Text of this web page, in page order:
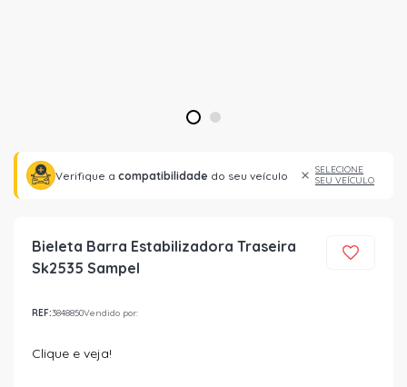
1 2
Verifique a compatibilidade do seu veículo
SELECIONE
SEU VEÍCULO
Bieleta Barra Estabilizadora Traseira
Sk2535 Sampel
REF:3848850Vendido por:
Clique e veja!